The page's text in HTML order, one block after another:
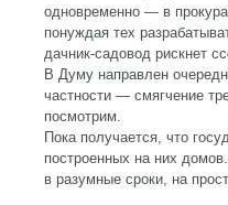
одновременно — в
понуждая тех
дачник-садовод рискнет
В Думу направлен
частности — смягчение
посмотрим.
Пока получается, что
построенных на них
в разумные сроки, на